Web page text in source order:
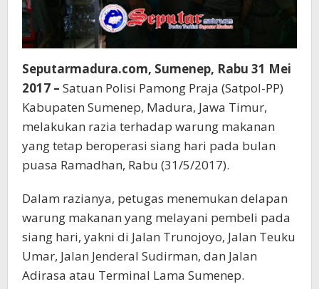
Seputarmadura.com, Sumenep, Rabu 31 Mei
2017 – Satuan Polisi Pamong Praja (Satpol-PP)
Kabupaten Sumenep, Madura, Jawa Timur,
melakukan razia terhadap warung makanan
yang tetap beroperasi siang hari pada bulan
puasa Ramadhan, Rabu (31/5/2017).
Dalam razianya, petugas menemukan delapan
warung makanan yang melayani pembeli pada
siang hari, yakni di Jalan Trunojoyo, Jalan Teuku
Umar, Jalan Jenderal Sudirman, dan Jalan
Adirasa atau Terminal Lama Sumenep.